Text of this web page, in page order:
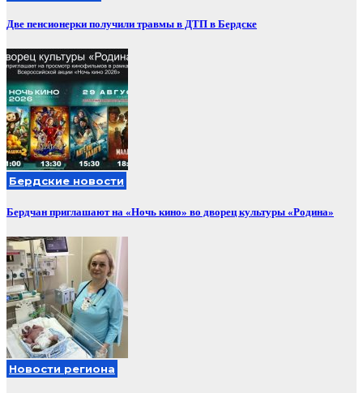
Две пенсионерки получили травмы в ДТП в Бердске
Бердские новости
Бердчан приглашают на «Ночь кино» во дворец культуры «Родина»
Новости региона